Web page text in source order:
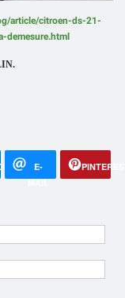
article/citroen-ds-21-
demesure.html
E-
MAIL